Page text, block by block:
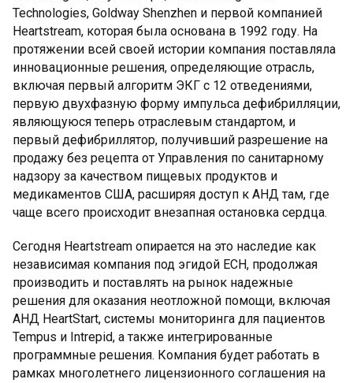
Technologies, Goldway Shenzhen и первой компанией
Heartstream, которая была основана в 1992 году. На
протяжении всей своей истории компания поставляла
инновационные решения, определяющие отрасль,
включая первый алгоритм ЭКГ с 12 отведениями,
первую двухфазную форму импульса дефибрилляции,
являющуюся теперь отраслевым стандартом, и
первый дефибриллятор, получивший разрешение на
продажу без рецепта от Управления по санитарному
надзору за качеством пищевых продуктов и
медикаментов США, расширяя доступ к АНД там, где
чаще всего происходит внезапная остановка сердца.
Сегодня Heartstream опирается на это наследие как
независимая компания под эгидой ECH, продолжая
производить и поставлять на рынок надежные
решения для оказания неотложной помощи, включая
АНД HeartStart, системы мониторинга для пациентов
Tempus и Intrepid, а также интегрированные
программные решения. Компания будет работать в
рамках многолетнего лицензионного соглашения на